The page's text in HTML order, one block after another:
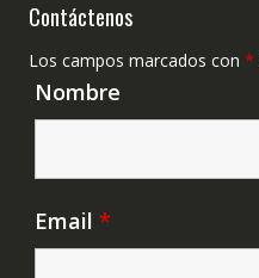
Contáctenos
Los campos marcados con *
Nombre
Email *